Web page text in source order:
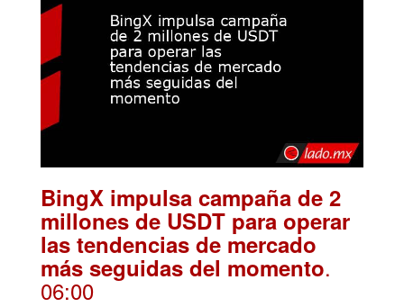
BingX impulsa campaña de 2
millones de USDT para operar
las tendencias de mercado
más seguidas del momento.
06:00